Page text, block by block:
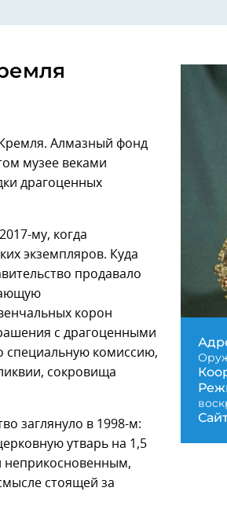
Алмазный фонд
музее веками
драгоценных
му, когда
экземпляров. Куда
продавало
корон
с драгоценными
специальную комиссию,
сокровища
заглянуло в 1998-м:
утварь на 1,5
неприкосновенным,
стоящей за